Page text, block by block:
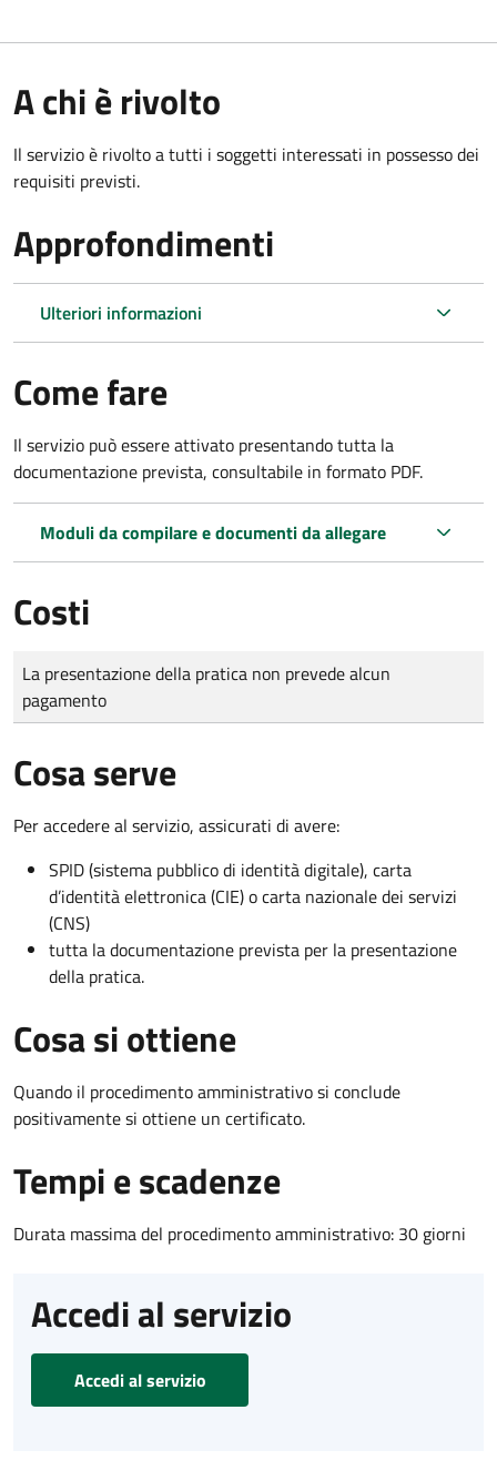
A chi è rivolto
Il servizio è rivolto a tutti i soggetti interessati in possesso dei
requisiti previsti.
Approfondimenti
Ulteriori informazioni
Come fare
Il servizio può essere attivato presentando tutta la
documentazione prevista, consultabile in formato PDF.
Moduli da compilare e documenti da allegare
Costi
Tipo di pagamento
Importo
La presentazione della pratica non prevede alcun
pagamento
Cosa serve
Per accedere al servizio, assicurati di avere:
SPID (sistema pubblico di identità digitale), carta
d’identità elettronica (CIE) o carta nazionale dei servizi
(CNS)
tutta la documentazione prevista per la presentazione
della pratica.
Cosa si ottiene
Quando il procedimento amministrativo si conclude
positivamente si ottiene un certificato.
Tempi e scadenze
Durata massima del procedimento amministrativo: 30 giorni
Accedi al servizio
Accedi al servizio